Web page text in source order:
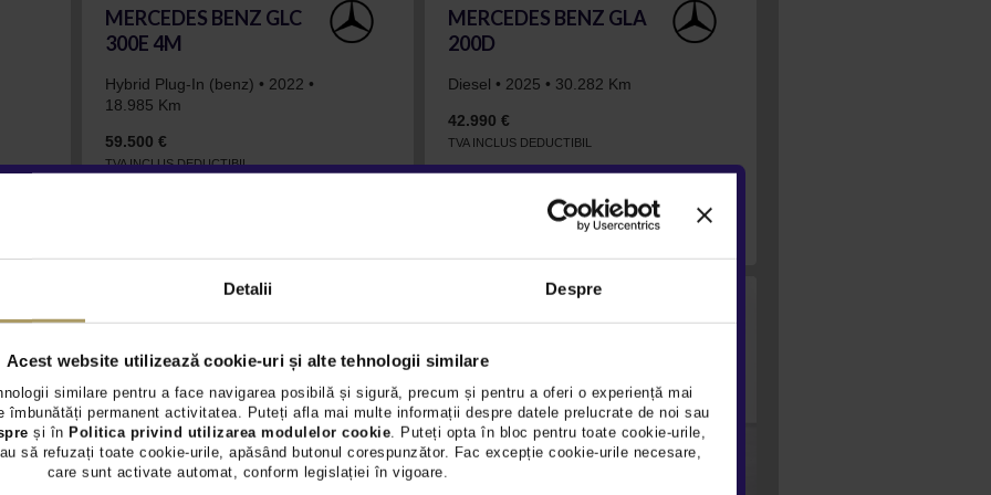
Detalii Despre
Acest website utilizează cookie-uri și alte tehnologii similare
similare pentru a face navigarea posibilă și sigură, precum și pentru a oferi o experiență mai
îmbunătăți permanent activitatea. Puteți afla mai multe informații despre datele prelucrate de noi sau
și în Politica privind utilizarea modulelor cookie. Puteți opta în bloc pentru toate cookie-urile,
să refuzați toate cookie-urile, apăsând butonul corespunzător. Fac excepție cookie-urile necesare,
care sunt activate automat, conform legislației în vigoare.
MERCEDES BENZ GLC
300E 4M
Hybrid Plug-In (benz) • 2022 •
18.985 Km
59.500 €
TVA INCLUS DEDUCTIBIL
MERCEDES BENZ GLA
200D
Diesel • 2025 • 30.282 Km
42.990 €
TVA INCLUS DEDUCTIBIL
VEZI OFERTA